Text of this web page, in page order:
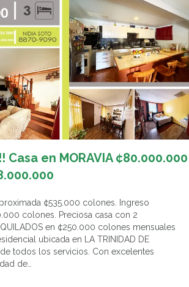
Casa en MORAVIA ¢80.000.000
¢535.000 colones. Ingreso
colones. Preciosa casa con 2
en ¢250.000 colones mensuales
ubicada en LA TRINIDAD DE
de todos los servicios. Con excelentes
de…